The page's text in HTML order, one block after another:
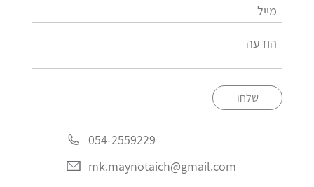
שלחו
054-2559229
mk.maynotaich@gmail.com